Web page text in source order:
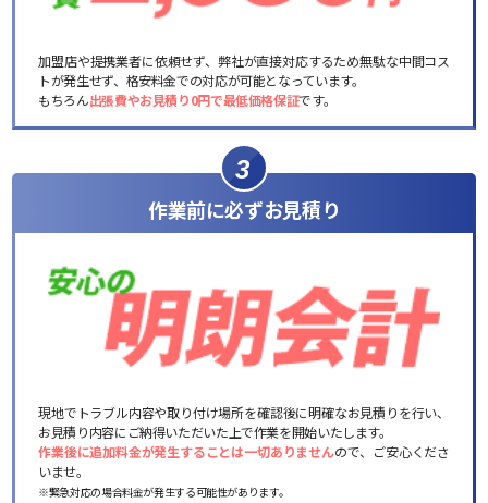
加盟店や提携業者に依頼せず、弊社が直接対応するため無駄な中間コス
トが発生せず、格安料金での対応が可能となっています。
もちろん出張費やお見積り0円で最低価格保証です。
3
作業前に必ずお見積り
現地でトラブル内容や取り付け場所を確認後に明確なお見積りを行い、
お見積り内容にご納得いただいた上で作業を開始いたします。
作業後に追加料金が発生することは一切ありませんので、ご安心くださ
いませ。
※緊急対応の場合料金が発生する可能性があります。